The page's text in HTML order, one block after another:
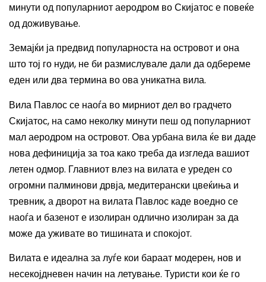
минути од популарниот аеродром во Скијатос е повеќе
од доживување.
Земајќи ја предвид популарноста на островот и она
што тој го нуди, не би размислувале дали да одбереме
еден или два термина во ова уникатна вила.
Вила Павлос се наоѓа во мирниот дел во градчето
Скијатос, на само неколку минути пеш од популарниот
мал аеродром на островот. Ова урбана вила ќе ви даде
нова дефиниција за тоа како треба да изгледа вашиот
летен одмор. Главниот влез на вилата е уреден со
огромни палминови дрвја, медитерански цвеќиња и
тревник, а дворот на вилата Павлос каде воедно се
наоѓа и базенот е изолиран одлично изолиран за да
може да уживате во тишината и спокојот.
Вилата е идеална за луѓе кои бараат модерен, нов и
несекојдневен начин на летување. Туристи кои ќе го